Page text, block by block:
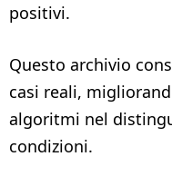
positivi.
Questo archivio
casi reali,
algoritmi nel
condizioni.